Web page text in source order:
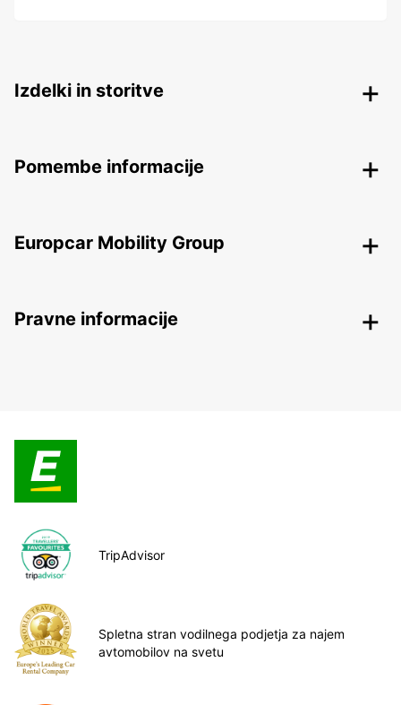
Izdelki in storitve
Pomembe informacije
Europcar Mobility Group
Pravne informacije
TripAdvisor
Spletna stran vodilnega podjetja za najem
avtomobilov na svetu